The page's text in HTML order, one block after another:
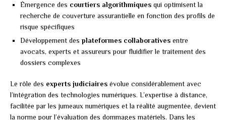
Émergence des courtiers algorithmiques qui optimisent la
recherche de couverture assurantielle en fonction des profils de
risque spécifiques
Développement des plateformes collaboratives entre
avocats, experts et assureurs pour fluidifier le traitement des
dossiers complexes
Le rôle des experts judiciaires évolue considérablement avec
l’intégration des technologies numériques. L’expertise à distance,
facilitée par les jumeaux numériques et la réalité augmentée, devient
la norme pour l’évaluation des dommages matériels. Dans les